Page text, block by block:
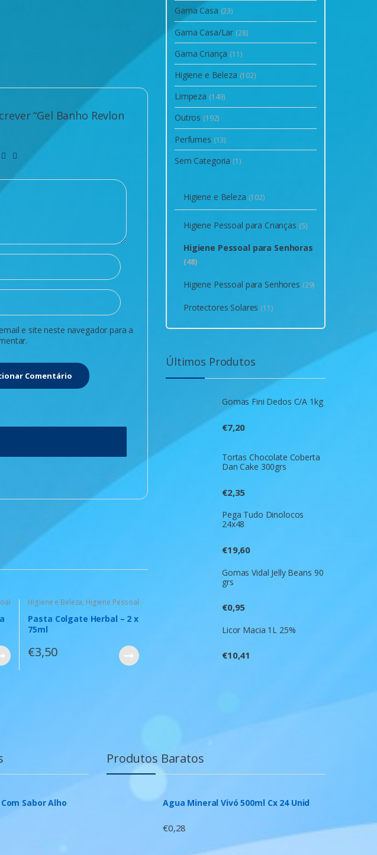
“Gel Banho Revlon
e site neste navegador para a
Higiene e Beleza, Higiene Pessoal
para Senhoras
Pasta Colgate Herbal – 2 x
75ml
€3,50
Gama Casa (23)
Gama Casa/Lar (28)
Gama Criança (11)
Higiene e Beleza (102)
Limpeza (149)
Outros (192)
Perfumes (13)
Sem Categoria (1)
Higiene e Beleza (102)
Higiene Pessoal para Crianças (5)
Higiene Pessoal para Senhoras
(48)
Higiene Pessoal para Senhores (29)
Protectores Solares (11)
Últimos Produtos
Gomas Fini Dedos C/A 1kg
€7,20
Tortas Chocolate Coberta
Dan Cake 300grs
€2,35
Pega Tudo Dinolocos
24x48
€19,60
Gomas Vidal Jelly Beans 90
grs
€0,95
Licor Macia 1L 25%
€10,41
Sabor Alho
Produtos Baratos
Agua Mineral Vivó 500ml Cx 24 Unid
€0,28